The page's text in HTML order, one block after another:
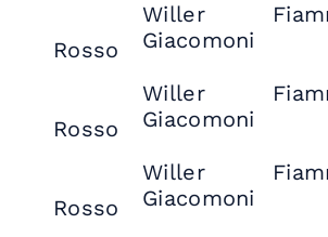
Rosso
Willer
Giacomoni
Rosso
Willer
Giacomoni
Rosso
Willer
Giacomoni